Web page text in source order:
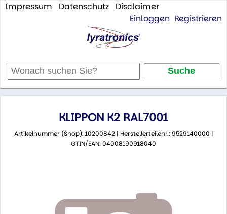
Impressum Datenschutz
Disclaimer
Einloggen Registrieren
KLIPPON K2 RAL7001
Artikelnummer (Shop): 10200842 | Herstellerteilenr.: 9529140000 |
GTIN/EAN: 04008190918040